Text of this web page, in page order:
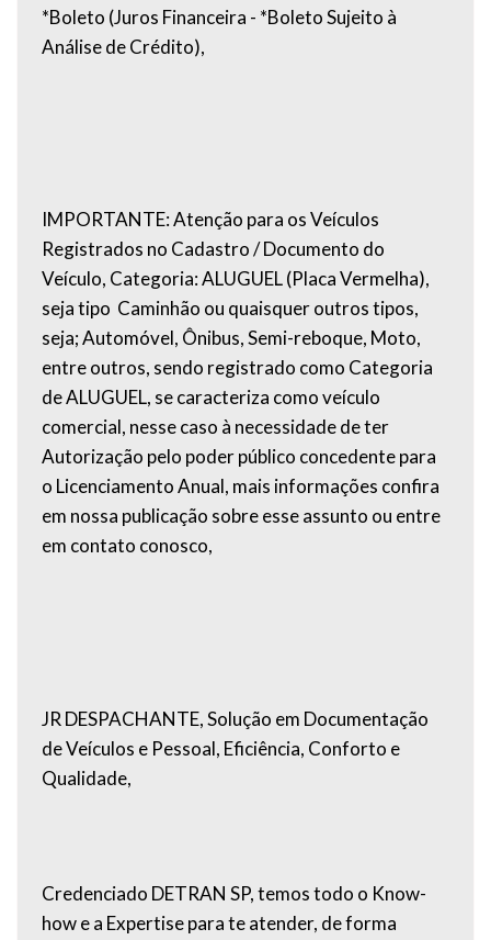
*Boleto (Juros Financeira - *Boleto Sujeito à
Análise de Crédito),
IMPORTANTE: Atenção para os Veículos
Registrados no Cadastro / Documento do
Veículo, Categoria: ALUGUEL (Placa Vermelha),
seja tipo Caminhão ou quaisquer outros tipos,
seja; Automóvel, Ônibus, Semi-reboque, Moto,
entre outros, sendo registrado como Categoria
de ALUGUEL, se caracteriza como veículo
comercial, nesse caso à necessidade de ter
Autorização pelo poder público concedente para
o Licenciamento Anual, mais informações confira
em nossa publicação sobre esse assunto ou entre
em contato conosco,
JR DESPACHANTE, Solução em Documentação
de Veículos e Pessoal, Eficiência, Conforto e
Qualidade,
Credenciado DETRAN SP, temos todo o Know-
how e a Expertise para te atender, de forma